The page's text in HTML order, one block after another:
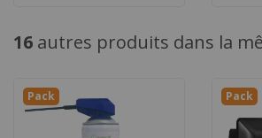
16 autres produits dans la
Pack Pack